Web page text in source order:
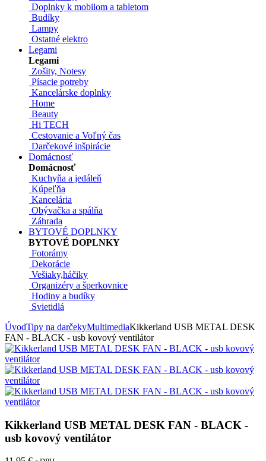
Doplnky k mobilom a tabletom
Budíky
Lampy
Ostatné elektro
Legami
Legami
Zošity, Notesy
Písacie potreby
Kancelárske doplnky
Home
Beauty
Hi TECH
Cestovanie a Voľný čas
Darčekové inšpirácie
Domácnosť
Domácnosť
Kuchyňa a jedáleň
Kúpeľňa
Kancelária
Obývačka a spálňa
Záhrada
BYTOVÉ DOPLNKY
BYTOVÉ DOPLNKY
Fotorámy
Dekorácie
Vešiaky,háčiky
Organizéry a šperkovnice
Hodiny a budíky
Svietidlá
ÚvodTipy na darčekyMultimediaKikkerland USB METAL DESK
FAN - BLACK - usb kovový ventilátor
Kikkerland USB METAL DESK FAN - BLACK -
usb kovový ventilátor